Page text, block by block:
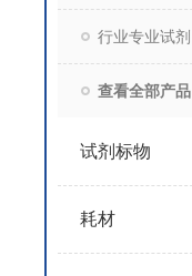
行业专业试剂
查看全部产品
试剂标物
耗材